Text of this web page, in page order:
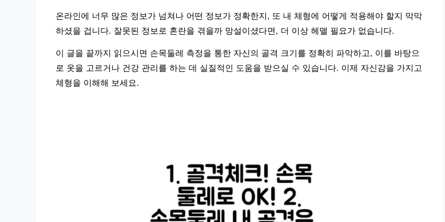
온라인에 너무 많은 정보가 넘쳐나 어떤 정보가 정확한지, 또 내 체형에 어떻게 적용해야 할지 막막
하셨을 겁니다. 잘못된 정보로 혼란을 겪을까 망설이셨다면, 더 이상 헤맬 필요가 없습니다.
이 글을 끝까지 읽으시면 손목둘레 측정을 통한 자신의 골격 크기를 정확히 파악하고, 이를 바탕으
로 옷을 고르거나 건강 관리를 하는 데 실질적인 도움을 받으실 수 있습니다. 이제 자신감을 가지고
체형을 이해해 보세요.